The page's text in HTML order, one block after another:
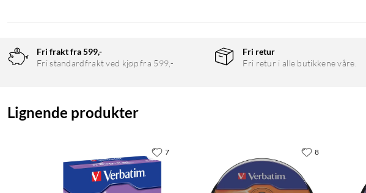
Fri frakt fra 599,-
Fri standardfrakt ved kjøp fra 599,-
Fri retur
Fri retur i alle butikkene våre.
Lignende produkter
7 8